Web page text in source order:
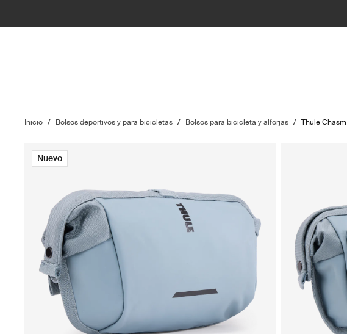
Inicio / Bolsos deportivos y para bicicletas / Bolsos para bicicleta y alforjas / Thule Chasm
Nuevo